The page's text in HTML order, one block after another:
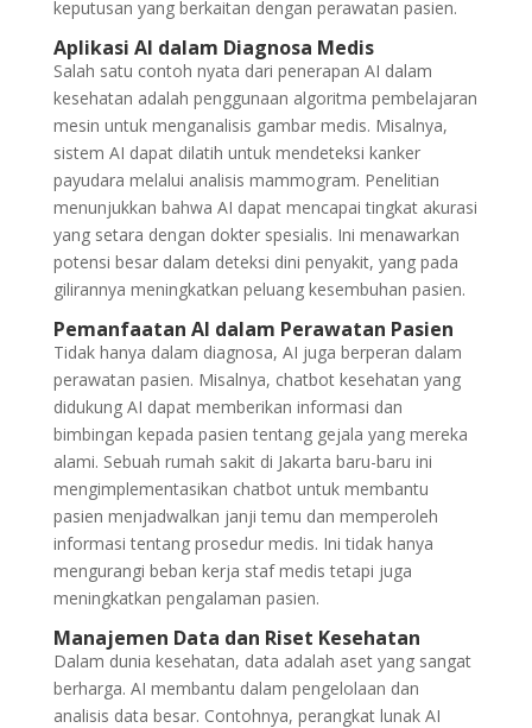
keputusan yang berkaitan dengan perawatan pasien.
Aplikasi AI dalam Diagnosa Medis
Salah satu contoh nyata dari penerapan AI dalam
kesehatan adalah penggunaan algoritma pembelajaran
mesin untuk menganalisis gambar medis. Misalnya,
sistem AI dapat dilatih untuk mendeteksi kanker
payudara melalui analisis mammogram. Penelitian
menunjukkan bahwa AI dapat mencapai tingkat akurasi
yang setara dengan dokter spesialis. Ini menawarkan
potensi besar dalam deteksi dini penyakit, yang pada
gilirannya meningkatkan peluang kesembuhan pasien.
Pemanfaatan AI dalam Perawatan Pasien
Tidak hanya dalam diagnosa, AI juga berperan dalam
perawatan pasien. Misalnya, chatbot kesehatan yang
didukung AI dapat memberikan informasi dan
bimbingan kepada pasien tentang gejala yang mereka
alami. Sebuah rumah sakit di Jakarta baru-baru ini
mengimplementasikan chatbot untuk membantu
pasien menjadwalkan janji temu dan memperoleh
informasi tentang prosedur medis. Ini tidak hanya
mengurangi beban kerja staf medis tetapi juga
meningkatkan pengalaman pasien.
Manajemen Data dan Riset Kesehatan
Dalam dunia kesehatan, data adalah aset yang sangat
berharga. AI membantu dalam pengelolaan dan
analisis data besar. Contohnya, perangkat lunak AI